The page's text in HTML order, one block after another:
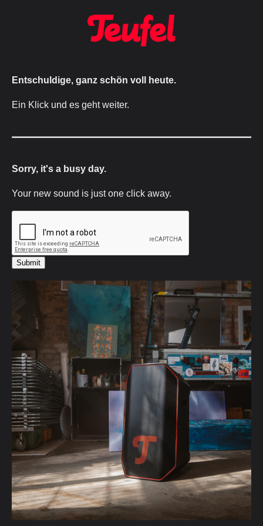
Entschuldige, ganz schön voll heute.
Ein Klick und es geht weiter.
Sorry, it's a busy day.
Your new sound is just one click away.